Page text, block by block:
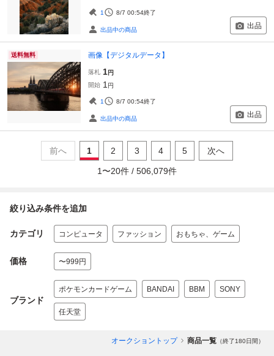
1 8/7 00:54終了
出品中の商品 出品
送料無料 画像【デジタルデータ】
落札 1円
開始 1 円
1 8/7 00:54終了
出品中の商品 出品
前へ 1 2 3 4 5 次へ
1 〜20件 / 506,079件
絞り込み条件を追加
カテゴリ コンピュータ ファッション おもちゃ、ゲーム
価格 〜999円
ブランド
ポケモンカードゲーム BANDAI BBM SONY
任天堂
オークショントップ 商品一覧 （終了180日間）